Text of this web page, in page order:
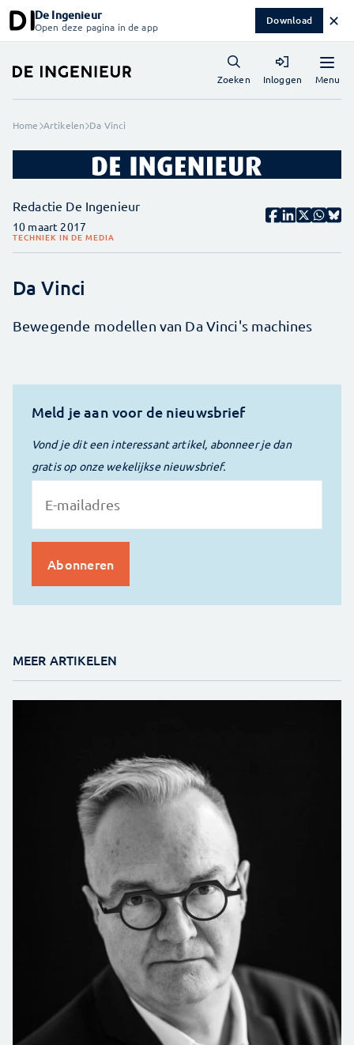
De Ingenieur
Open deze pagina in de app Download ✕
Menu
Zoeken Inloggen
Home Artikelen Da Vinci
Redactie De Ingenieur
10 maart 2017
TECHNIEK IN DE MEDIA
Da Vinci
Bewegende modellen van Da Vinci's machines
Meld je aan voor de nieuwsbrief
Vond je dit een interessant artikel, abonneer je dan
gratis op onze wekelijkse nieuwsbrief.
MEER ARTIKELEN